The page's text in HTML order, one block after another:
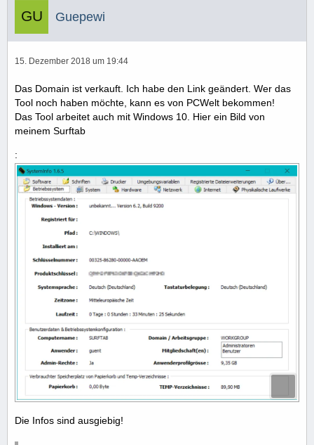
Guepewi
15. Dezember 2018 um 19:44
Das Domain ist verkauft. Ich habe den Link geändert. Wer das
Tool noch haben möchte, kann es von PCWelt bekommen!
Das Tool arbeitet auch mit Windows 10. Hier ein Bild von
meinem Surftab
:
Die Infos sind ausgiebig!